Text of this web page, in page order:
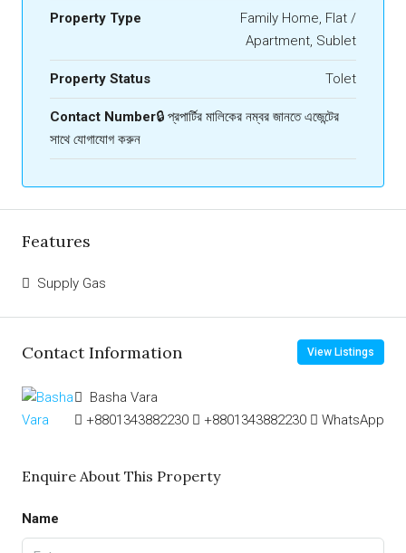
Property Type
Family Home, Flat /
Apartment, Sublet
Property Status Tolet
Contact Number🔒 প্রপার্টির মালিকের নম্বর জানতে এজেন্টের
সাথে যোগাযোগ করুন
Features
Supply Gas
Contact Information View Listings
Basha Vara
+8801343882230
+8801343882230 WhatsApp
Enquire About This Property
Name